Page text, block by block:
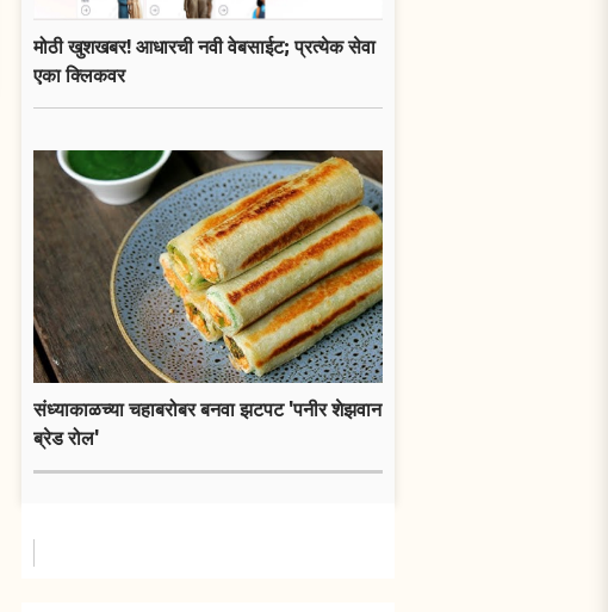
मोठी खुशखबर! आधारची नवी वेबसाईट; प्रत्येक सेवा
एका क्लिकवर
संध्याकाळच्या चहाबरोबर बनवा झटपट 'पनीर शेझवान
ब्रेड रोल'